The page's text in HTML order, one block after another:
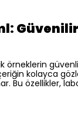
kolayca
Bu özellikler,